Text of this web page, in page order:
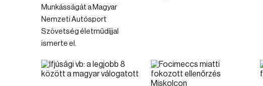
Munkásságát a Magyar
Nemzeti Autósport
Szövetség életműdíjjal
ismerte el.